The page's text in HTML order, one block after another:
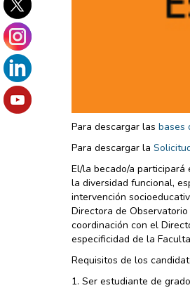
Para descargar las bases
Para descargar la
El/la becado/a
la diversidad funcional,
intervención
Directora de
coordinación con el
especificidad de la
Requisitos de los
1. Ser estudiante de